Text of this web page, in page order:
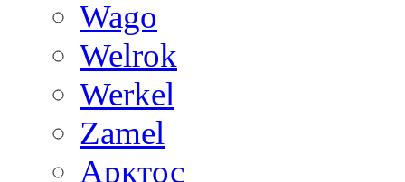
Wago
Welrok
Werkel
Zamel
Арктос